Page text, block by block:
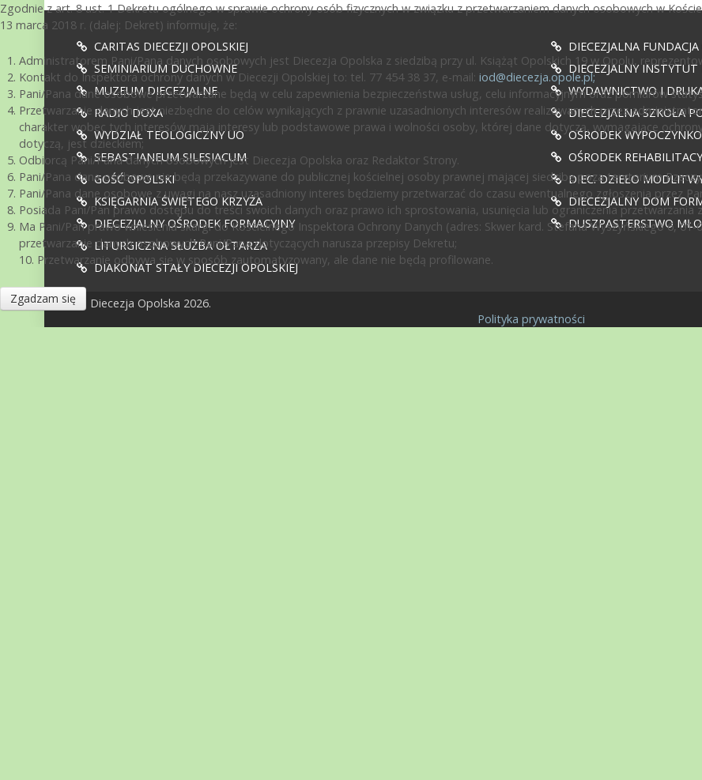
CARITAS DIECEZJI OPOLSKIEJ
SEMINIARIUM DUCHOWNE
MUZEUM DIECEZJALNE
RADIO DOXA
WYDZIAŁ TEOLOGICZNY UO
SEBASTIANEUM SILESIACUM
GOŚĆ OPOLSKI
KSIĘGARNIA ŚWIĘTEGO KRZYŻA
DIECEZJALNY OŚRODEK FORMACYJNY
LITURGICZNA SŁUŻBA OŁTARZA
DIAKONAT STAŁY DIECEZJI OPOLSKIEJ
DIECEZJALNA
DIECEZJALNY INSTYTUT
WYDAWNICTWO I
DIECEZJALNA SZKOŁA
OŚRODEK
OŚRODEK
DIEC. DZIEŁO
DIECEZJALNY DOM
DUSZPASTERSTWO
© Diecezja Opolska 2026.
Zgodnie z art. 8 ust. 1 Dekretu ogólnego w sprawie ochrony osób fizycznych w związku z przetwarzaniem danych osobowych w
13 marca 2018 r. (dalej: Dekret) informuję, że:
Administratorem Pani/Pana danych osobowych jest Diecezja Opolska z siedzibą przy ul. Książąt Opolskich 19 w Opolu,
Kontakt do Inspektora ochrony danych w Diecezji Opolskiej to: tel. 77 454 38 37, e-mail: iod@diecezja.opole.pl;
Pani/Pana dane osobowe przetwarzane będą w celu zapewnienia bezpieczeństwa usług, celu informacyjnym oraz pomiarów
Przetwarzanie danych jest niezbędne do celów wynikających z prawnie uzasadnionych interesów realizowanych przez
charakter wobec tych interesów mają interesy lub podstawowe prawa i wolności osoby, której dane dotyczą, wymagające
dotyczą, jest dzieckiem;
Odbiorcą Pani/Pana danych osobowych jest Diecezja Opolska oraz Redaktor Strony.
Pani/Pana dane osobowe nie będą przekazywane do publicznej kościelnej osoby prawnej mającej siedzibę poza terytorium
Pani/Pana dane osobowe z uwagi na nasz uzasadniony interes będziemy przetwarzać do czasu ewentualnego zgłoszenia przez
Posiada Pani/Pan prawo dostępu do treści swoich danych oraz prawo ich sprostowania, usunięcia lub ograniczenia przetwarzania
Ma Pani/Pan prawo wniesienia skargi do Kościelnego Inspektora Ochrony Danych (adres: Skwer kard. Stefana Wyszyńskiego 6, 01-
przetwarzanie danych osobowych Pani/Pana dotyczących narusza przepisy Dekretu;
10. Przetwarzanie odbywa się w sposób zautomatyzowany, ale dane nie będą profilowane.
Zgadzam się
Polityka prywatności